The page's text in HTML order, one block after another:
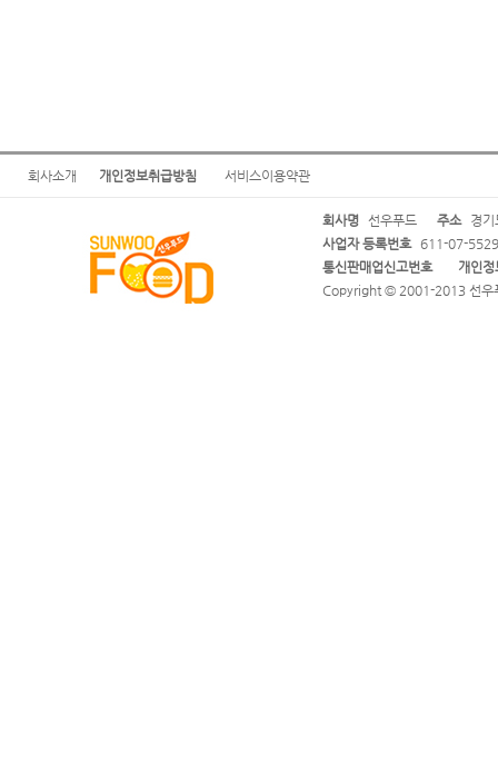
회사소개 개인정보취급방침 서비스이용약관
회사명 선우푸드 주소
경
사업자 등록번호 611-07-
통신판매업신고번호
개인
Copyright © 2001-2013 선우